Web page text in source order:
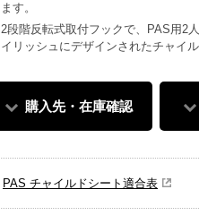
ます。
2段階反転式取付フックで、PAS用2
イリッシュにデザインされたチャイル
購入先・在庫確認
PAS チャイルドシート適合表